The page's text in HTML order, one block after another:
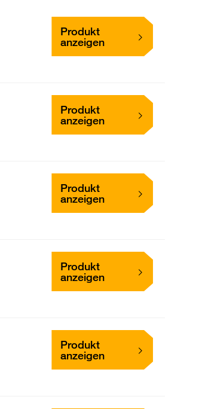
Produkt
anzeigen
Produkt
anzeigen
Produkt
anzeigen
Produkt
anzeigen
Produkt
anzeigen